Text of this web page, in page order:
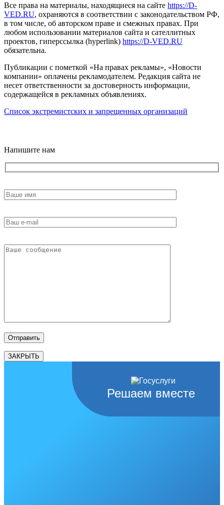
Все права на материалы, находящиеся на сайте https://D-
VED.RU, охраняются в соответствии с законодательством РФ,
в том числе, об авторском праве и смежных правах. При
любом использовании материалов сайта и сателлитных
проектов, гиперссылка (hyperlink) https://D-VED.RU
обязательна.
Публикации с пометкой «На правах рекламы», «Новости
компании» оплачены рекламодателем. Редакция сайта не
несет ответственности за достоверность информации,
содержащейся в рекламных объявлениях.
Список экстремистских и запрещенных организаций
Напишите нам
ЗАКРЫТЬ
Решаем вместе